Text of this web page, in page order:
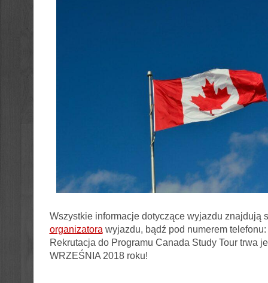
Wszystkie informacje dotyczące wyjazdu znajdują
organizatora wyjazdu, bądź pod numerem telefonu:
Rekrutacja do Programu Canada Study Tour trwa
WRZEŚNIA 2018 roku!